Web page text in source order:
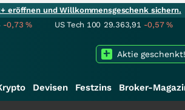
eröffnen und Willkommensgeschenk sichern.
-0,73% US Tech 100 29.363,91 -0,57%
Aktie geschenkt!
Devisen Festzins Broker-